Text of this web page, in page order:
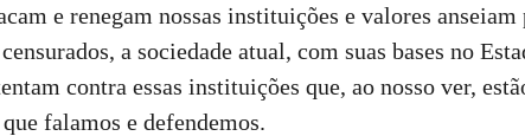
e renegam nossas instituições e valores
a sociedade atual, com suas bases no
contra essas instituições que, ao nosso ver,
falamos e defendemos.